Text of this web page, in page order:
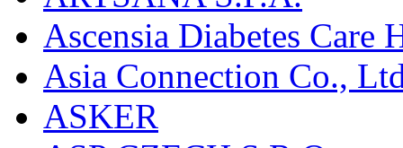
Ascensia Diabetes Care
Asia Connection Co.,
ASKER